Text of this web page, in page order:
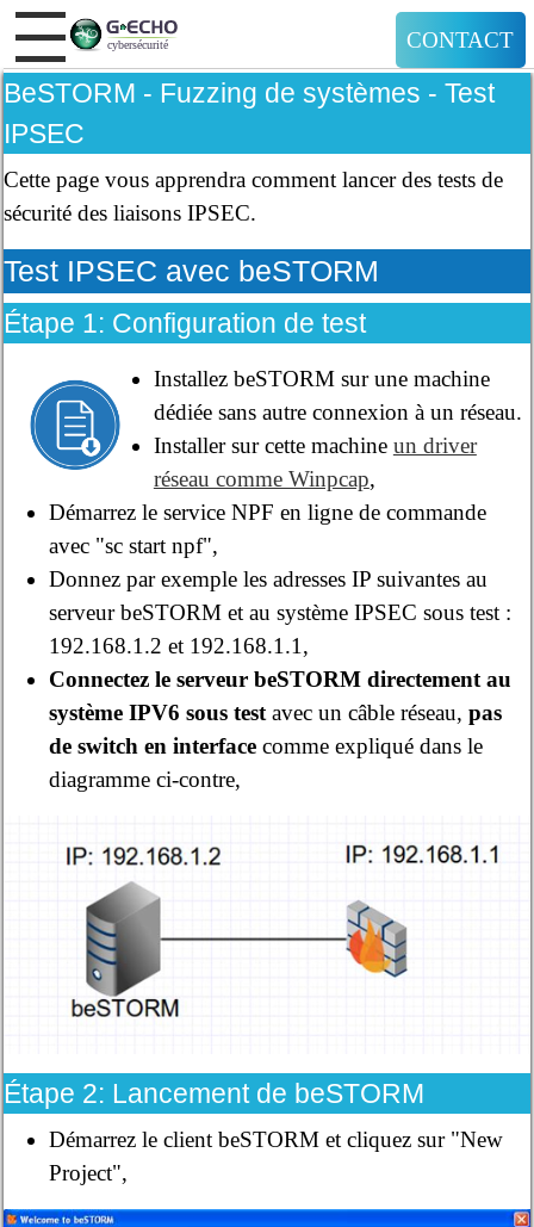
CONTACT
BeSTORM - Fuzzing de systèmes - Test
IPSEC
Cette page vous apprendra comment lancer des tests de
sécurité des liaisons IPSEC.
Test IPSEC avec beSTORM
Étape 1: Configuration de test
Installez beSTORM sur une machine
dédiée sans autre connexion à un réseau.
Installer sur cette machine un driver
réseau comme Winpcap,
Démarrez le service NPF en ligne de commande
avec "sc start npf",
Donnez par exemple les adresses IP suivantes au
serveur beSTORM et au système IPSEC sous test :
192.168.1.2 et 192.168.1.1,
Connectez le serveur beSTORM directement au
système IPV6 sous testavec un câble réseau,pas
de switch en interface comme expliqué dans le
diagramme ci-contre,
Étape 2: Lancement de beSTORM
Démarrez le client beSTORM et cliquez sur "New
Project",